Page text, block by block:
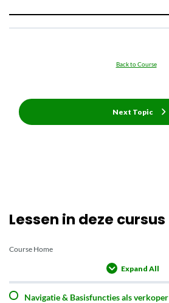
Back to Course
Next Topic
Lessen in deze cursus
Course Home
Expand All
Navigatie & Basisfuncties als verkoper